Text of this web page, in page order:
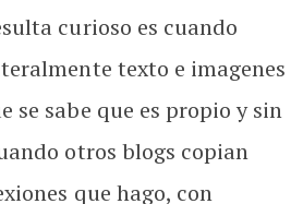
curioso es cuando
texto e imagenes
se sabe que es propio y sin
otros blogs copian
que hago, con